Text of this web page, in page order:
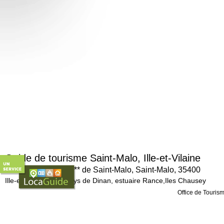
Office de Tourisme*** de Saint-Malo, Saint-Malo, 35400
Guide de tourisme Saint-Malo, Ille-et-Vilaine
Ille-et-Vilaine (35), Pays de Dinan, estuaire Rance,Iles Chausey
Office de